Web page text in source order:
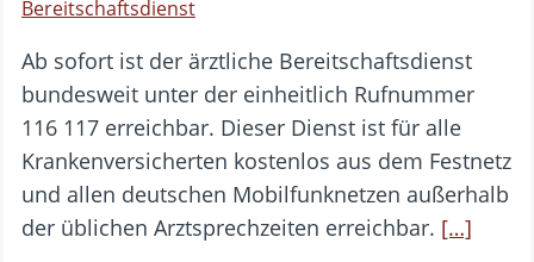
Bereitschaftsdienst
Ab sofort ist der ärztliche Bereitschaftsdienst
bundesweit unter der einheitlich Rufnummer
116 117 erreichbar. Dieser Dienst ist für alle
Krankenversicherten kostenlos aus dem Festnetz
und allen deutschen Mobilfunknetzen außerhalb
der üblichen Arztsprechzeiten erreichbar. […]